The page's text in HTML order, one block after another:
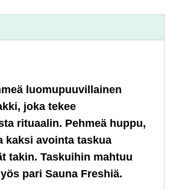
luomupuuvillainen
joka tekee
rituaalin. Pehmeä huppu,
kaksi avointa taskua
takin. Taskuihin mahtuu
pari Sauna Freshiä.